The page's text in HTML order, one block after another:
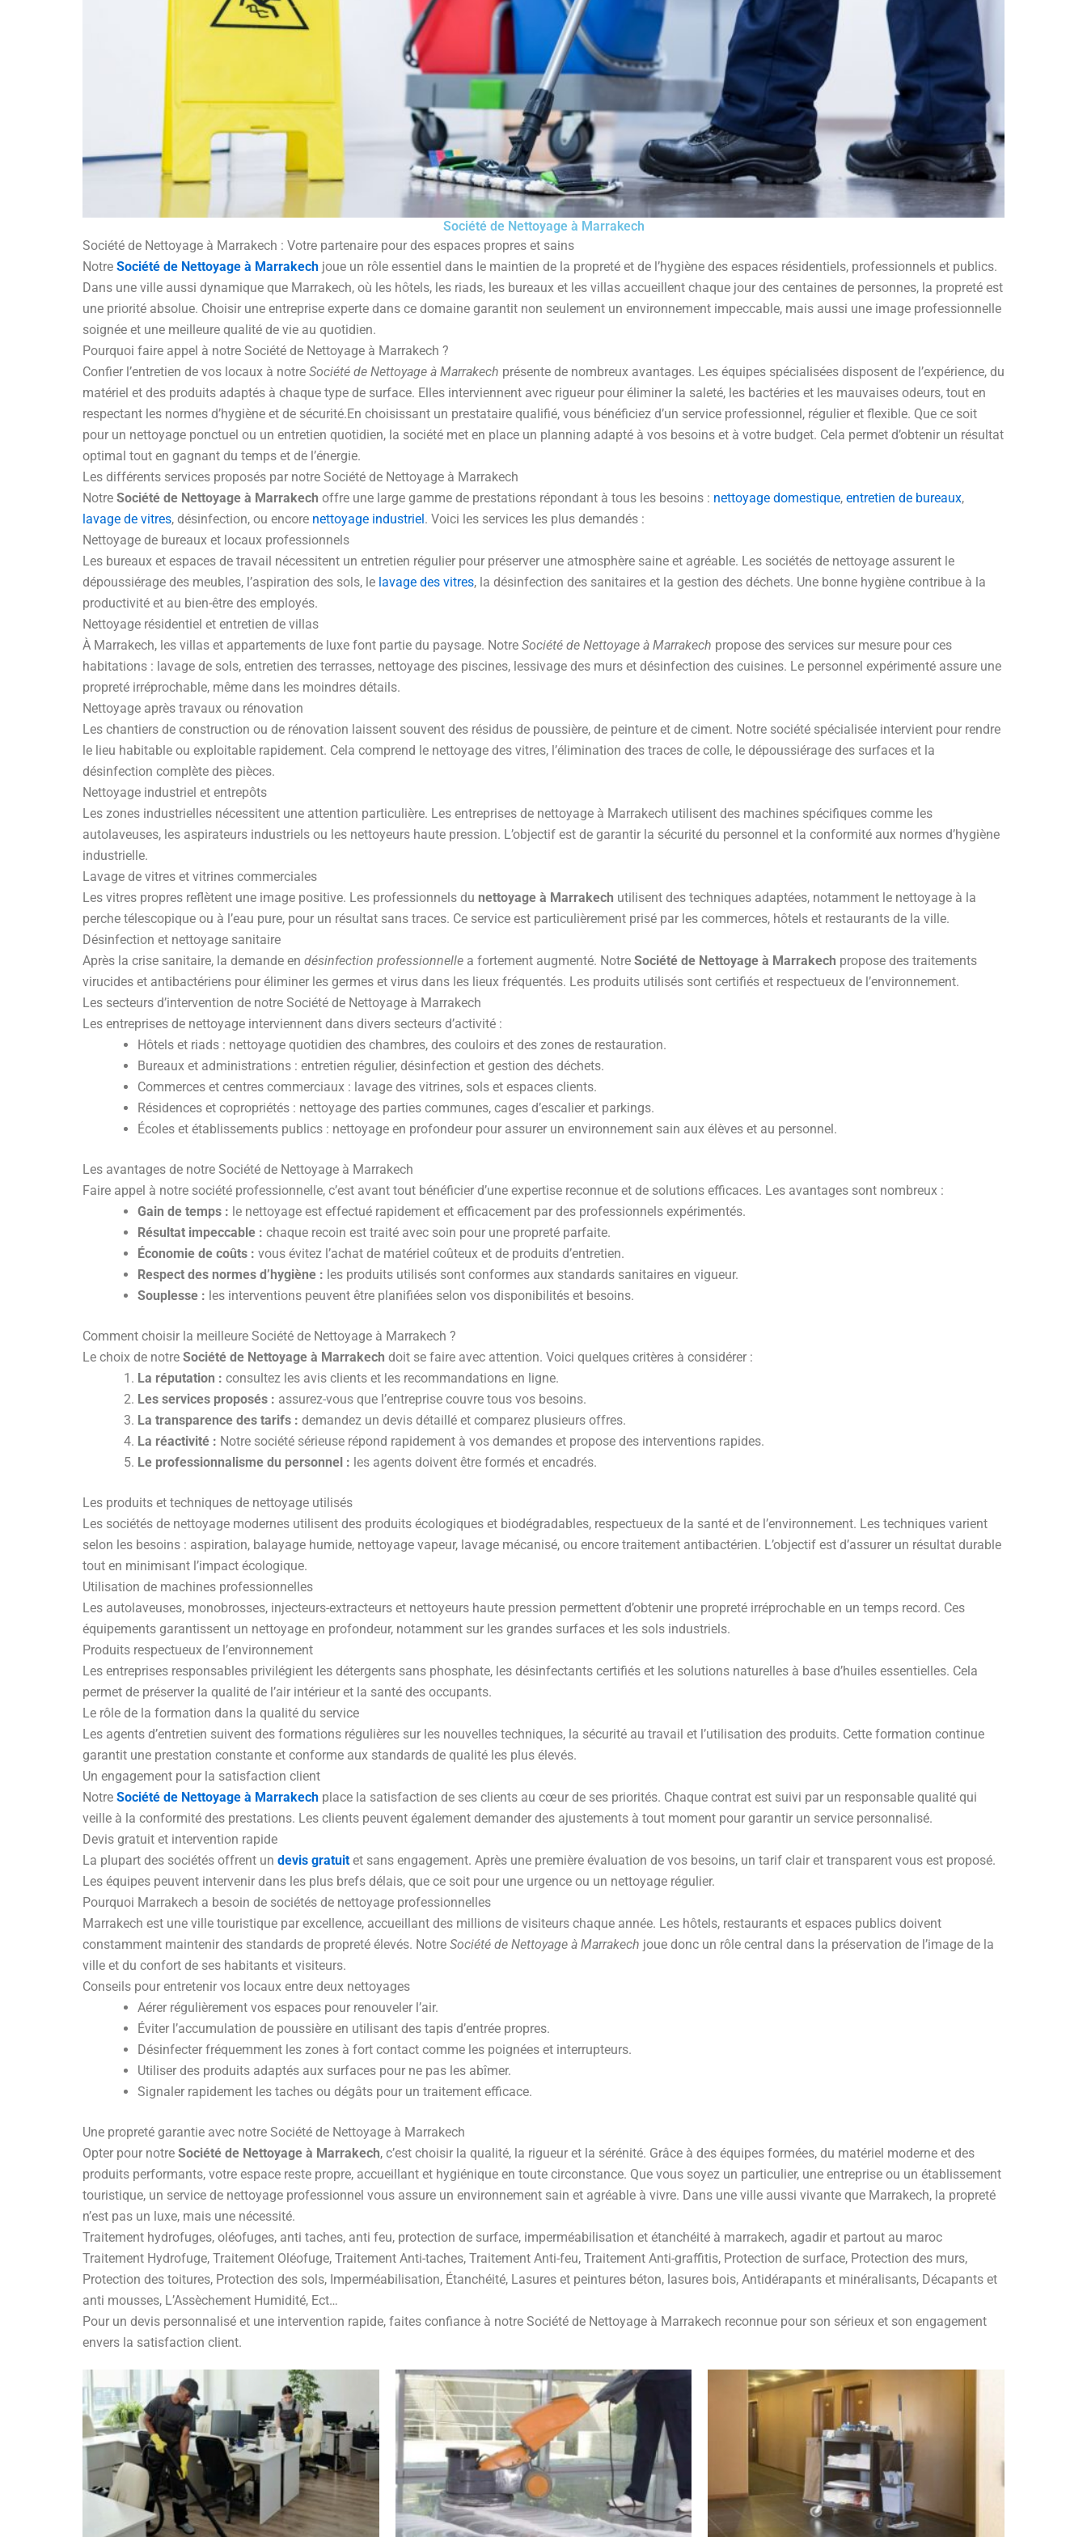
Société de Nettoyage à Marrakech
Société de Nettoyage à Marrakech : Votre partenaire pour des espaces propres et sains
Notre Société de Nettoyage à Marrakech joue un rôle essentiel dans le maintien de la propreté et de l’hygiène des espaces résidentiels, professionnels et publics.
Dans une ville aussi dynamique que Marrakech, où les hôtels, les riads, les bureaux et les villas accueillent chaque jour des centaines de personnes, la propreté est
une priorité absolue. Choisir une entreprise experte dans ce domaine garantit non seulement un environnement impeccable, mais aussi une image professionnelle
soignée et une meilleure qualité de vie au quotidien.
Pourquoi faire appel à notre Société de Nettoyage à Marrakech ?
Confier l’entretien de vos locaux à notre Société de Nettoyage à Marrakech présente de nombreux avantages. Les équipes spécialisées disposent de l’expérience, du
matériel et des produits adaptés à chaque type de surface. Elles interviennent avec rigueur pour éliminer la saleté, les bactéries et les mauvaises odeurs, tout en
respectant les normes d’hygiène et de sécurité.En choisissant un prestataire qualifié, vous bénéficiez d’un service professionnel, régulier et flexible. Que ce soit
pour un nettoyage ponctuel ou un entretien quotidien, la société met en place un planning adapté à vos besoins et à votre budget. Cela permet d’obtenir un résultat
optimal tout en gagnant du temps et de l’énergie.
Les différents services proposés par notre Société de Nettoyage à Marrakech
Notre Société de Nettoyage à Marrakech offre une large gamme de prestations répondant à tous les besoins : nettoyage domestique, entretien de bureaux,
lavage de vitres, désinfection, ou encore nettoyage industriel . Voici les services les plus demandés :
Nettoyage de bureaux et locaux professionnels
Les bureaux et espaces de travail nécessitent un entretien régulier pour préserver une atmosphère saine et agréable. Les sociétés de nettoyage assurent le
dépoussiérage des meubles, l’aspiration des sols, le lavage des vitres, la désinfection des sanitaires et la gestion des déchets. Une bonne hygiène contribue à la
productivité et au bien-être des employés.
Nettoyage résidentiel et entretien de villas
À Marrakech, les villas et appartements de luxe font partie du paysage. Notre Société de Nettoyage à Marrakech propose des services sur mesure pour ces
habitations : lavage de sols, entretien des terrasses, nettoyage des piscines, lessivage des murs et désinfection des cuisines. Le personnel expérimenté assure une
propreté irréprochable, même dans les moindres détails.
Nettoyage après travaux ou rénovation
Les chantiers de construction ou de rénovation laissent souvent des résidus de poussière, de peinture et de ciment. Notre société spécialisée intervient pour rendre
le lieu habitable ou exploitable rapidement. Cela comprend le nettoyage des vitres, l’élimination des traces de colle, le dépoussiérage des surfaces et la
désinfection complète des pièces.
Nettoyage industriel et entrepôts
Les zones industrielles nécessitent une attention particulière. Les entreprises de nettoyage à Marrakech utilisent des machines spécifiques comme les
autolaveuses, les aspirateurs industriels ou les nettoyeurs haute pression. L’objectif est de garantir la sécurité du personnel et la conformité aux normes d’hygiène
industrielle.
Lavage de vitres et vitrines commerciales
Les vitres propres reflètent une image positive. Les professionnels du nettoyage à Marrakech utilisent des techniques adaptées, notamment le nettoyage à la
perche télescopique ou à l’eau pure, pour un résultat sans traces. Ce service est particulièrement prisé par les commerces, hôtels et restaurants de la ville.
Désinfection et nettoyage sanitaire
Après la crise sanitaire, la demande en désinfection professionnelle a fortement augmenté. Notre Société de Nettoyage à Marrakech propose des traitements
virucides et antibactériens pour éliminer les germes et virus dans les lieux fréquentés. Les produits utilisés sont certifiés et respectueux de l’environnement.
Les secteurs d’intervention de notre Société de Nettoyage à Marrakech
Les entreprises de nettoyage interviennent dans divers secteurs d’activité :
Hôtels et riads : nettoyage quotidien des chambres, des couloirs et des zones de restauration.
Bureaux et administrations : entretien régulier, désinfection et gestion des déchets.
Commerces et centres commerciaux : lavage des vitrines, sols et espaces clients.
Résidences et copropriétés : nettoyage des parties communes, cages d’escalier et parkings.
Écoles et établissements publics : nettoyage en profondeur pour assurer un environnement sain aux élèves et au personnel.
Les avantages de notre Société de Nettoyage à Marrakech
Faire appel à notre société professionnelle, c’est avant tout bénéficier d’une expertise reconnue et de solutions efficaces. Les avantages sont nombreux :
Gain de temps : le nettoyage est effectué rapidement et efficacement par des professionnels expérimentés.
Résultat impeccable : chaque recoin est traité avec soin pour une propreté parfaite.
Économie de coûts : vous évitez l’achat de matériel coûteux et de produits d’entretien.
Respect des normes d’hygiène : les produits utilisés sont conformes aux standards sanitaires en vigueur.
Souplesse : les interventions peuvent être planifiées selon vos disponibilités et besoins.
Comment choisir la meilleure Société de Nettoyage à Marrakech ?
Le choix de notre Société de Nettoyage à Marrakech doit se faire avec attention. Voici quelques critères à considérer :
La réputation : consultez les avis clients et les recommandations en ligne.
Les services proposés : assurez-vous que l’entreprise couvre tous vos besoins.
La transparence des tarifs : demandez un devis détaillé et comparez plusieurs offres.
La réactivité : Notre société sérieuse répond rapidement à vos demandes et propose des interventions rapides.
Le professionnalisme du personnel : les agents doivent être formés et encadrés.
Les produits et techniques de nettoyage utilisés
Les sociétés de nettoyage modernes utilisent des produits écologiques et biodégradables, respectueux de la santé et de l’environnement. Les techniques varient
selon les besoins : aspiration, balayage humide, nettoyage vapeur, lavage mécanisé, ou encore traitement antibactérien. L’objectif est d’assurer un résultat durable
tout en minimisant l’impact écologique.
Utilisation de machines professionnelles
Les autolaveuses, monobrosses, injecteurs-extracteurs et nettoyeurs haute pression permettent d’obtenir une propreté irréprochable en un temps record. Ces
équipements garantissent un nettoyage en profondeur, notamment sur les grandes surfaces et les sols industriels.
Produits respectueux de l’environnement
Les entreprises responsables privilégient les détergents sans phosphate, les désinfectants certifiés et les solutions naturelles à base d’huiles essentielles. Cela
permet de préserver la qualité de l’air intérieur et la santé des occupants.
Le rôle de la formation dans la qualité du service
Les agents d’entretien suivent des formations régulières sur les nouvelles techniques, la sécurité au travail et l’utilisation des produits. Cette formation continue
garantit une prestation constante et conforme aux standards de qualité les plus élevés.
Un engagement pour la satisfaction client
Notre Société de Nettoyage à Marrakech place la satisfaction de ses clients au cœur de ses priorités. Chaque contrat est suivi par un responsable qualité qui
veille à la conformité des prestations. Les clients peuvent également demander des ajustements à tout moment pour garantir un service personnalisé.
Devis gratuit et intervention rapide
La plupart des sociétés offrent un devis gratuit et sans engagement. Après une première évaluation de vos besoins, un tarif clair et transparent vous est proposé.
Les équipes peuvent intervenir dans les plus brefs délais, que ce soit pour une urgence ou un nettoyage régulier.
Pourquoi Marrakech a besoin de sociétés de nettoyage professionnelles
Marrakech est une ville touristique par excellence, accueillant des millions de visiteurs chaque année. Les hôtels, restaurants et espaces publics doivent
constamment maintenir des standards de propreté élevés. Notre Société de Nettoyage à Marrakech joue donc un rôle central dans la préservation de l’image de la
ville et du confort de ses habitants et visiteurs.
Conseils pour entretenir vos locaux entre deux nettoyages
Aérer régulièrement vos espaces pour renouveler l’air.
Éviter l’accumulation de poussière en utilisant des tapis d’entrée propres.
Désinfecter fréquemment les zones à fort contact comme les poignées et interrupteurs.
Utiliser des produits adaptés aux surfaces pour ne pas les abîmer.
Signaler rapidement les taches ou dégâts pour un traitement efficace.
Une propreté garantie avec notre Société de Nettoyage à Marrakech
Opter pour notre Société de Nettoyage à Marrakech, c’est choisir la qualité, la rigueur et la sérénité. Grâce à des équipes formées, du matériel moderne et des
produits performants, votre espace reste propre, accueillant et hygiénique en toute circonstance. Que vous soyez un particulier, une entreprise ou un établissement
touristique, un service de nettoyage professionnel vous assure un environnement sain et agréable à vivre. Dans une ville aussi vivante que Marrakech, la propreté
n’est pas un luxe, mais une nécessité.
Traitement hydrofuges, oléofuges, anti taches, anti feu, protection de surface, imperméabilisation et étanchéité à marrakech, agadir et partout au maroc
Traitement Hydrofuge, Traitement Oléofuge, Traitement Anti-taches, Traitement Anti-feu, Traitement Anti-graffitis, Protection de surface, Protection des murs,
Protection des toitures, Protection des sols, Imperméabilisation, Étanchéité, Lasures et peintures béton, lasures bois, Antidérapants et minéralisants, Décapants et
anti mousses, L’Assèchement Humidité, Ect…
Pour un devis personnalisé et une intervention rapide, faites confiance à notre Société de Nettoyage à Marrakech reconnue pour son sérieux et son engagement
envers la satisfaction client.